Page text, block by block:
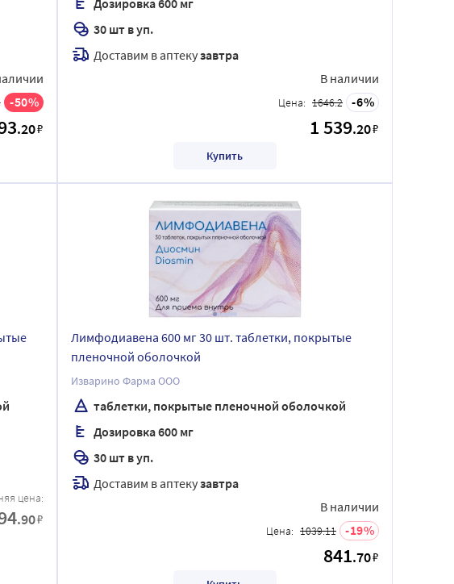
50
.20₽
30 шт в уп.
Доставим в аптекузавтра
В наличии
Цена: 1646.2 6
1 539.20₽
Купить
цена:
.90₽
Лимфодиавена 600 мг 30 шт. таблетки, покрытые
пленочной оболочкой
Изварино Фарма ООО
таблетки, покрытые пленочной оболочкой
Дозировка 600 мг
30 шт в уп.
Доставим в аптекузавтра
В наличии
Цена: 1039.11 19
841.70₽